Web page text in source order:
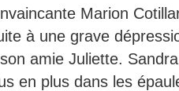
Marion
à une grave
amie Juliette.
en plus dans les